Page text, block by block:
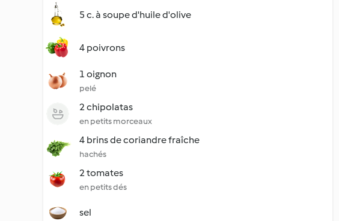
5 c. à soupe d'huile d'olive
4 poivrons
1 oignon
pelé
2 chipolatas
en petits morceaux
4 brins de coriandre fraîche
hachés
2 tomates
en petits dés
sel